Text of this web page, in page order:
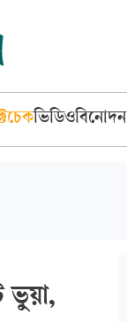
ভিডিওবিনোদন
ভুয়া,